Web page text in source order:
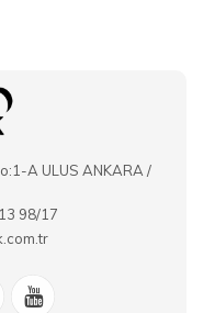
A ULUS ANKARA /
98/17